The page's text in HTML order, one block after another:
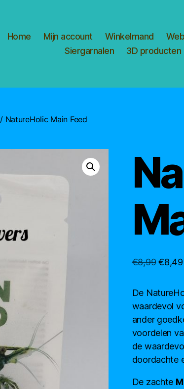
Home Mijn account Winkelmand
Siergarnalen
3D producten
/ NatureHolic Main Feed
€8,99
was:
€8,99.
€8,49
De
waardevol
ander
voordelen
de
doordachte
De zachte